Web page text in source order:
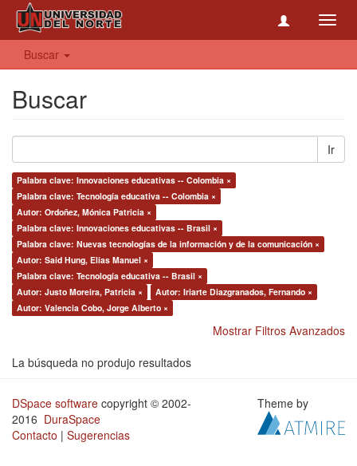
Buscar
Buscar
Ir
Palabra clave: Innovaciones educativas -- Colombia ×
Palabra clave: Tecnología educativa -- Colombia ×
Autor: Ordoñez, Mónica Patricia ×
Palabra clave: Innovaciones educativas -- Brasil ×
Palabra clave: Nuevas tecnologías de la información y de la comunicación ×
Autor: Said Hung, Elías Manuel ×
Palabra clave: Tecnología educativa -- Brasil ×
Autor: Justo Moreira, Patricia ×
Autor: Iriarte Diazgranados, Fernando ×
Autor: Valencia Cobo, Jorge Alberto ×
Mostrar Filtros Avanzados
La búsqueda no produjo resultados
DSpace software copyright © 2002-
2016 DuraSpace
Contacto | Sugerencias
Theme by